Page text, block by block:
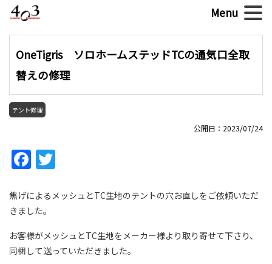
OneTigris ソロホームステッドTCの通気口全取
替えの修理
テント修理
公開日：2023/07/24
Facebook
焦げによるメッシュとTC生地のテントの穴お直しをご依頼いただ
きました。
お客様がメッシュとTC生地をメーカー様より取り寄せて下さり、
同梱して送っていただきました。